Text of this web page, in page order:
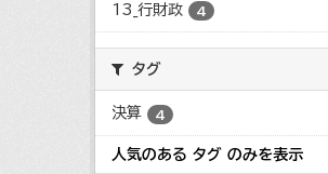
13_行財政 4
タグ
決算 4
人気のある タグ のみを表示